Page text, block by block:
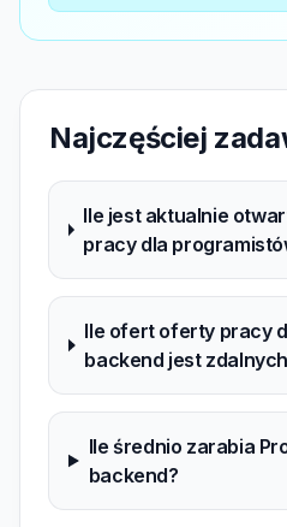
Najczęściej
Ile jest aktualnie
pracy dla
Ile ofert oferty pracy
backend jest
Ile średnio zarabia
backend?